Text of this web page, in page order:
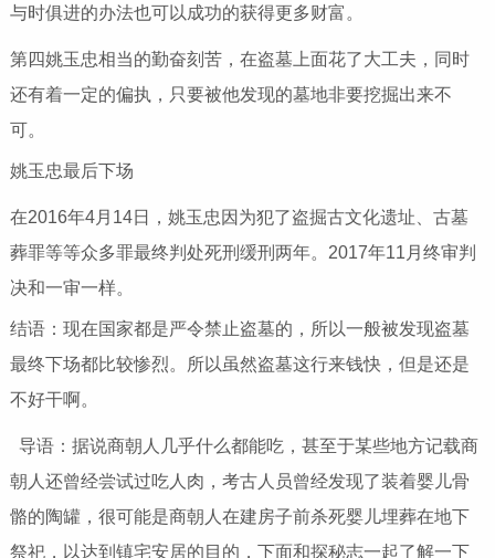
与时俱进的办法也可以成功的获得更多财富。
第四姚玉忠相当的勤奋刻苦，在盗墓上面花了大工夫，同时
还有着一定的偏执，只要被他发现的墓地非要挖掘出来不
可。
姚玉忠最后下场
在2016年4月14日，姚玉忠因为犯了盗掘古文化遗址、古墓
葬罪等等众多罪最终判处死刑缓刑两年。2017年11月终审判
决和一审一样。
结语：现在国家都是严令禁止盗墓的，所以一般被发现盗墓
最终下场都比较惨烈。所以虽然盗墓这行来钱快，但是还是
不好干啊。
导语：据说商朝人几乎什么都能吃，甚至于某些地方记载商
朝人还曾经尝试过吃人肉，考古人员曾经发现了装着婴儿骨
骼的陶罐，很可能是商朝人在建房子前杀死婴儿埋葬在地下
祭祀，以达到镇宅安居的目的，下面和探秘志一起了解一下